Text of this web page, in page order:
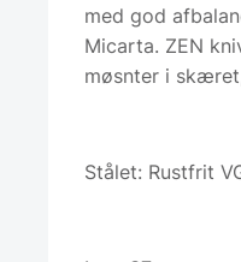
med god
Micarta. ZEN
møsnter i
Stålet: Rustfrit